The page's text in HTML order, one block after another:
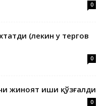
0
(лекин у тергов
0
жиноят иши қўзғалди
0